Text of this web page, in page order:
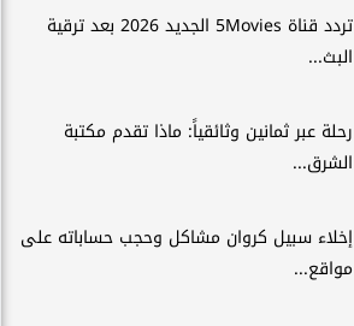
تردد قناة 5Movies الجديد 2026 بعد ترقية
البث...
رحلة عبر ثمانين وثائقياً: ماذا تقدم مكتبة
الشرق...
إخلاء سبيل كروان مشاكل وحجب حساباته على
مواقع...